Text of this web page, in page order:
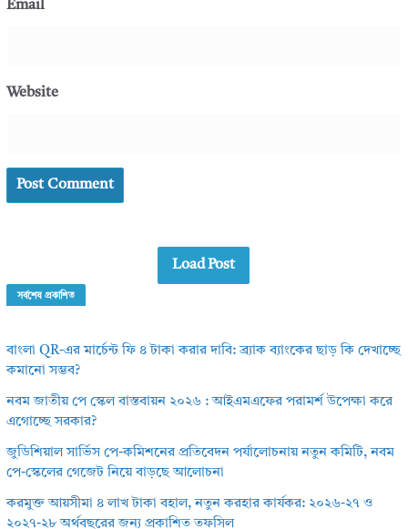
Email
Website
Load Post
সর্বশেষ প্রকাশিত
বাংলা QR-এর মার্চেন্ট ফি ৪ টাকা করার দাবি: ব্র্যাক ব্যাংকের ছাড় কি দেখাচ্ছে
কমানো সম্ভব?
নবম জাতীয় পে স্কেল বাস্তবায়ন ২০২৬ : আইএমএফের পরামর্শ উপেক্ষা করে
এগোচ্ছে সরকার?
জুডিশিয়াল সার্ভিস পে-কমিশনের প্রতিবেদন পর্যালোচনায় নতুন কমিটি, নবম
পে-স্কেলের গেজেট নিয়ে বাড়ছে আলোচনা
করমুক্ত আয়সীমা ৪ লাখ টাকা বহাল, নতুন করহার কার্যকর: ২০২৬-২৭ ও
২০২৭-২৮ অর্থবছরের জন্য প্রকাশিত তফসিল